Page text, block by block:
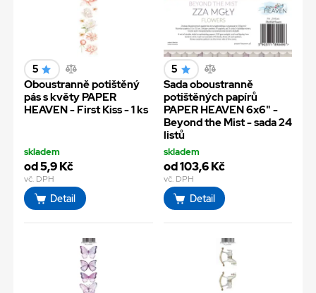
5
Oboustranně potištěný
pás s květy PAPER
HEAVEN - First Kiss - 1 ks
skladem
od 5,9 Kč
vč. DPH
Detail
5
Sada oboustranně
potištěných papírů
PAPER HEAVEN 6x6" -
Beyond the Mist - sada 24
listů
skladem
od 103,6 Kč
vč. DPH
Detail